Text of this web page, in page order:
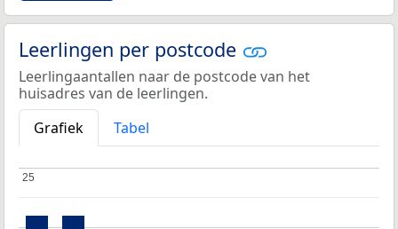
Leerlingen per postcode
Leerlingaantallen naar de postcode van het
huisadres van de leerlingen.
Grafiek
Tabel
25
25